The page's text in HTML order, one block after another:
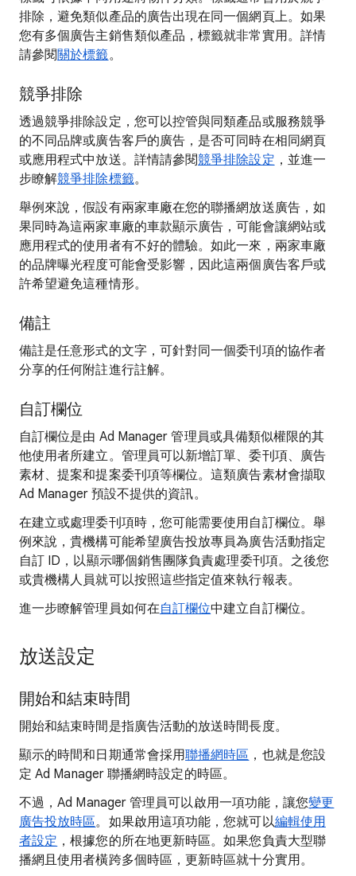
排除，避免類似產品的廣告出現在同一個網頁上。如果
您有多個廣告主銷售類似產品，標籤就非常實用。詳情
請參閱關於標籤。
競爭排除
透過競爭排除設定，您可以控管與同類產品或服務競爭
的不同品牌或廣告客戶的廣告，是否可同時在相同網頁
或應用程式中放送。詳情請參閱競爭排除設定 ，並進一
步瞭解競爭排除標籤。
舉例來說，假設有兩家車廠在您的聯播網放送廣告，如
果同時為這兩家車廠的車款顯示廣告，可能會讓網站或
應用程式的使用者有不好的體驗。如此一來，兩家車廠
的品牌曝光程度可能會受影響，因此這兩個廣告客戶或
許希望避免這種情形。
備註
備註是任意形式的文字，可針對同一個委刊項的協作者
分享的任何附註進行註解。
自訂欄位
自訂欄位是由 Ad Manager 管理員或具備類似權限的其
他使用者所建立。管理員可以新增訂單、委刊項、廣告
素材、提案和提案委刊項等欄位。這類廣告素材會擷取
Ad Manager 預設不提供的資訊。
在建立或處理委刊項時，您可能需要使用自訂欄位。舉
例來說，貴機構可能希望廣告投放專員為廣告活動指定
自訂 ID，以顯示哪個銷售團隊負責處理委刊項。之後您
或貴機構人員就可以按照這些指定值來執行報表。
進一步瞭解管理員如何在自訂欄位中建立自訂欄位。
放送設定
開始和結束時間
開始和結束時間是指廣告活動的放送時間長度。
顯示的時間和日期通常會採用聯播網時區 ，也就是您設
定 Ad Manager 聯播網時設定的時區。
不過，Ad Manager 管理員可以啟用一項功能，讓您變更
廣告投放時區。如果啟用這項功能，您就可以編輯使用
者設定 ，根據您的所在地更新時區。如果您負責大型聯
播網且使用者橫跨多個時區，更新時區就十分實用。